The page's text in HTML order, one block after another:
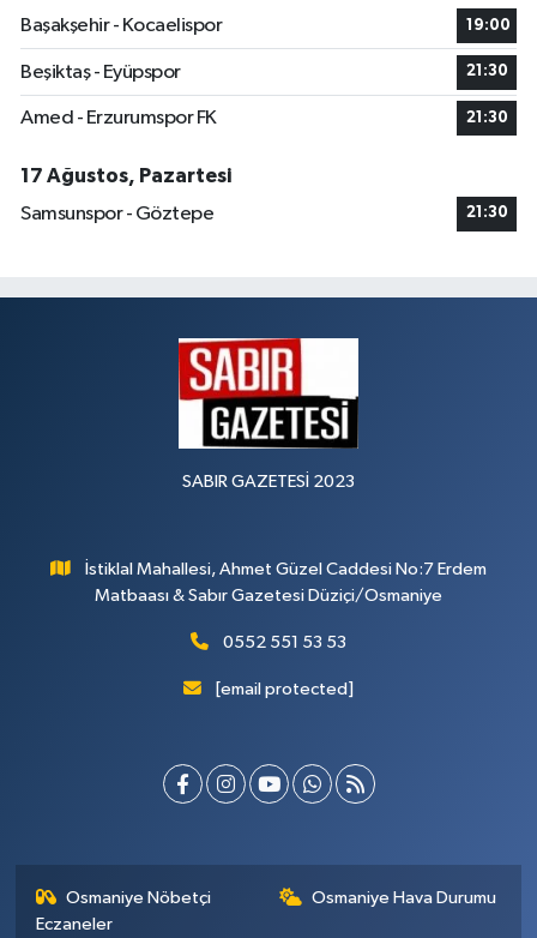
Başakşehir - Kocaelispor
19:00
Beşiktaş - Eyüpspor 21:30
Amed - Erzurumspor FK 21:30
17 Ağustos, Pazartesi
Samsunspor - Göztepe
21:30
SABIR GAZETESİ 2023
İstiklal Mahallesi, Ahmet Güzel Caddesi No:7 Erdem
Matbaası & Sabır Gazetesi Düziçi/Osmaniye
0552 551 53 53
[email protected]
Osmaniye Nöbetçi
Eczaneler
Osmaniye Hava Durumu